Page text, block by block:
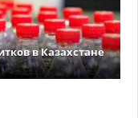
в Казахстане